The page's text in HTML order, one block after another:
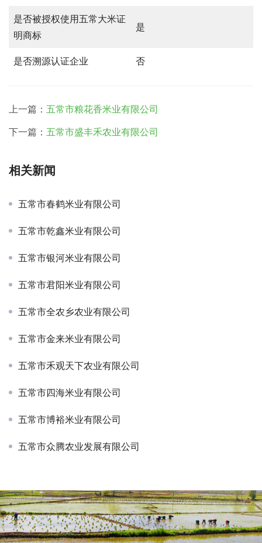
是否被授权使用五常大米证
明商标
是
是否溯源认证企业 否
上一篇： 五常市粮花香米业有限公司
下一篇： 五常市盛丰禾农业有限公司
相关新闻
五常市春鹤米业有限公司
五常市乾鑫米业有限公司
五常市银河米业有限公司
五常市君阳米业有限公司
五常市全农乡农业有限公司
五常市金来米业有限公司
五常市禾观天下农业有限公司
五常市四海米业有限公司
五常市博裕米业有限公司
五常市众腾农业发展有限公司